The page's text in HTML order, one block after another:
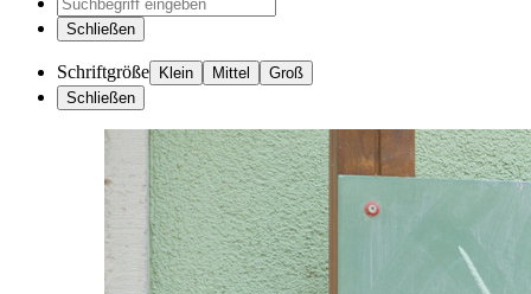
Schließen
Schriftgröße Klein Mittel
Groß
Schließen